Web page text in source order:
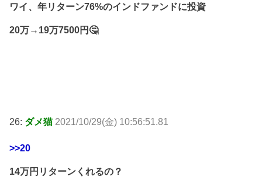
ワイ、年リターン76%のインドファンドに投資
20万→19万7500円🤔
26: ダメ猫 2021/10/29(金) 10:56:51.81
>>20
14万円リターンくれるの？